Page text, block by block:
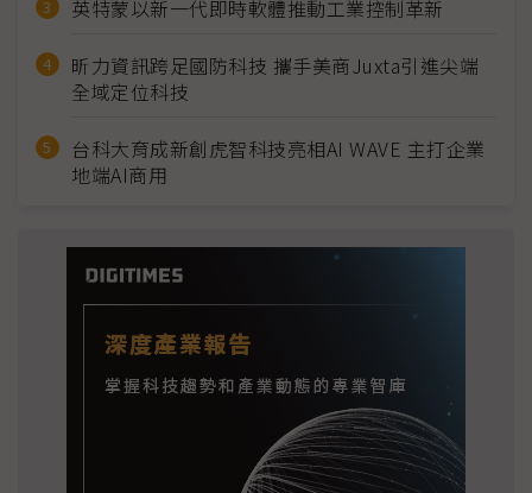
英特蒙以新一代即時軟體推動工業控制革新
昕力資訊跨足國防科技 攜手美商Juxta引進尖端
全域定位科技
台科大育成新創虎智科技亮相AI WAVE 主打企業
地端AI商用